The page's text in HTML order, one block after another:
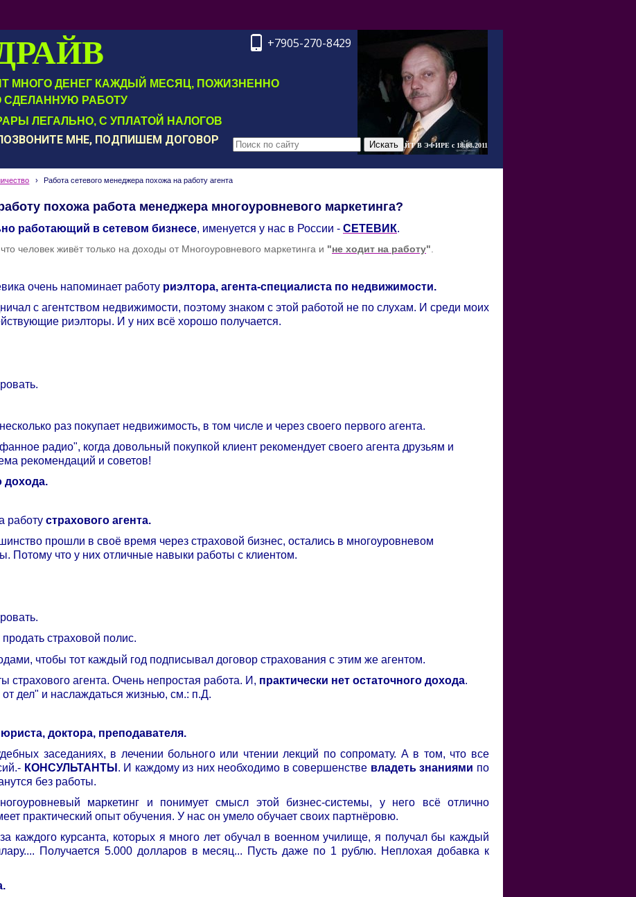
САЙТ В ЭФИРЕ c 18.08.2011
+7905-270-8429
МНОГО ДЕНЕГ КАЖДЫЙ МЕСЯЦ, ПОЖИЗНЕННО
ЛЕГАЛЬНО, С УПЛАТОЙ НАЛОГОВ
РАБОТУ
МНЕ, ПОДПИШЕМ ДОГОВОР
› Работа сетевого менеджера похожа на работу агента
похожа работа менеджера многоуровневого маркетинга?
работающий в сетевом бизнесе, именуется у нас в России - СЕТЕВИК.
что человек живёт только на доходы от Многоуровневого маркетинга и "не ходит на работу"
очень напоминает работу риэлтора, агента-специалиста по недвижимости.
с агентством недвижимости, поэтому знаком с этой работой не по слухам. И среди моих
риэлторы. И у них всё хорошо получается.
раз покупает недвижимость, в том числе и через своего первого агента.
радио", когда довольный покупкой клиент рекомендует своего агента друзьям и
рекомендаций и советов!
дохода.
работу страхового агента.
прошли в своё время через страховой бизнес, остались в многоуровневом
Потому что у них отличные навыки работы с клиентом.
страховой полис.
чтобы тот каждый год подписывал договор страхования с этим же агентом.
страхового агента. Очень непростая работа. И, практически нет остаточного дохода.
от дел" и наслаждаться жизнью, см.: п.Д.
юриста, доктора, преподавателя.
заседаниях, в лечении больного или чтении лекций по сопромату. А в том, что все
КОНСУЛЬТАНТЫ . И каждому из них необходимо в совершенстве владеть знаниями по
без работы.
маркетинг и понимует смысл этой бизнес-системы, у него всё отлично
практический опыт обучения. У нас он умело обучает своих партнёровю.
каждого курсанта, которых я много лет обучал в военном училище, я получал бы каждый
Получается 5.000 долларов в месяц... Пусть даже по 1 рублю. Неплохая добавка к